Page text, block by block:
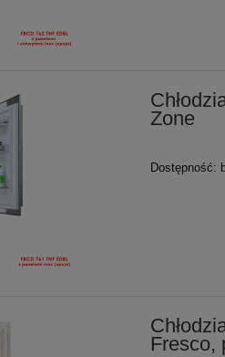
Zone
Dostępność:
Fresco,